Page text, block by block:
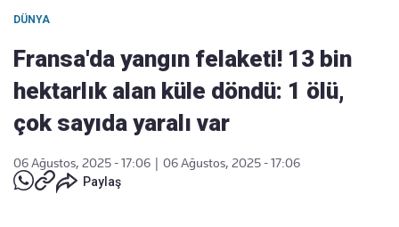
DÜNYA
Fransa'da yangın felaketi! 13 bin
hektarlık alan küle döndü: 1 ölü,
çok sayıda yaralı var
06 Ağustos, 2025 - 17:06
06 Ağustos, 2025 - 17:06
Paylaş